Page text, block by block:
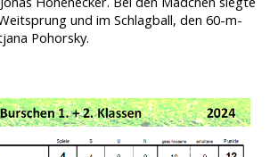
und im Schlagball, den 60-m-
Pohorsky.